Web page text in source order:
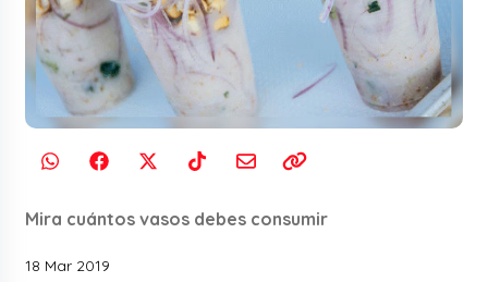
Mira cuántos vasos debes consumir
18 Mar 2019